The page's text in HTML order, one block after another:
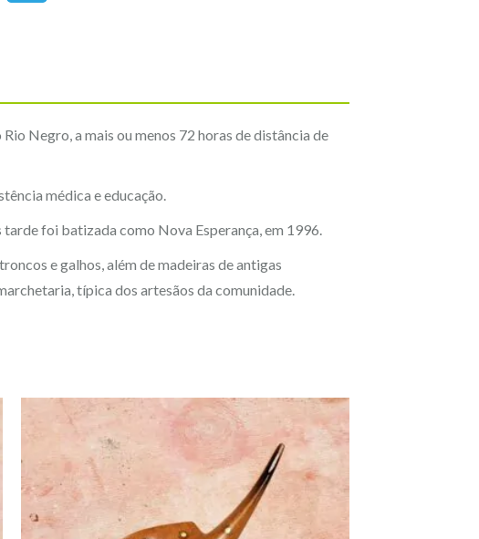
Negro, a mais ou menos 72 horas de distância de
médica e educação.
tarde foi batizada como Nova Esperança, em 1996.
e galhos, além de madeiras de antigas
típica dos artesãos da comunidade.